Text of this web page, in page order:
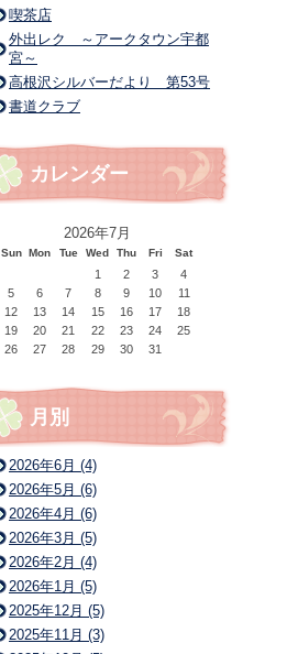
喫茶店
外出レク ～アークタウン宇都
宮～
高根沢シルバーだより 第53号
書道クラブ
カレンダー
2026年7月
Sun Mon Tue Wed Thu Fri Sat
1 2 3
4
5
6 7 8 9 10
11
12
13 14 15 16 17
18
19
20 21 22 23 24
25
26
27 28 29 30 31
月別
2026年6月 (4)
2026年5月 (6)
2026年4月 (6)
2026年3月 (5)
2026年2月 (4)
2026年1月 (5)
2025年12月 (5)
2025年11月 (3)